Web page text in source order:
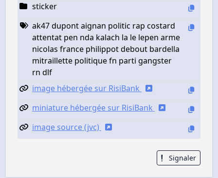
sticker
ak47 dupont aignan politic rap costard
attentat pen nda kalach la le lepen arme
nicolas france philippot debout bardella
mitraillette politique fn parti gangster
rn dlf
image hébergée sur RisiBank
miniature hébergée sur RisiBank
image source (jvc)
Signaler